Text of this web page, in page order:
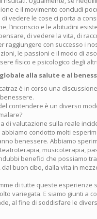
e il movimento concludi
di vedere le cose ci porta a
l’inconscio e le abitudini
di vedere la vita, di
raggiungere con successo i
le passioni e il modo di
fisico e psicologico degli
alla salute e al
è in corso una
contendere è un diverso
di valutazione sulla reale
condotto molti
benessere. Abbiamo
musicoterapia,
benefici che possiamo
buon cibo, dalla vita in
di tutte queste esperienze
variegata. E siamo giunti a
al fine di soddisfare le